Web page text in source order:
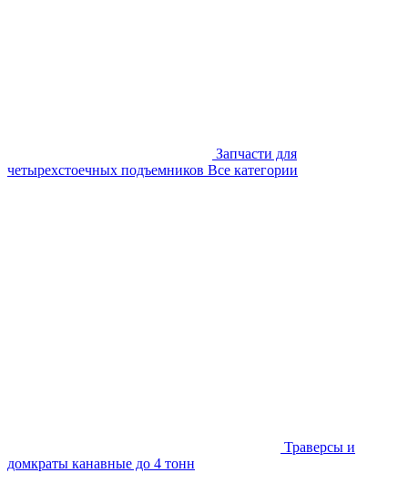
Запчасти для
четырехстоечных подъемников Все категории
Траверсы и
домкраты канавные до 4 тонн